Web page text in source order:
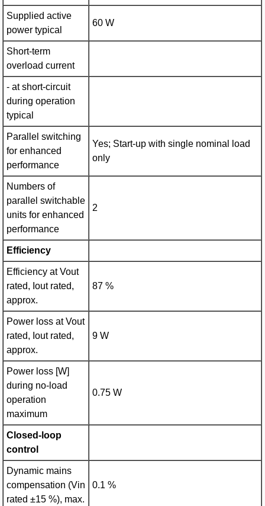
Supplied active
power typical
60 W
Short-term
overload current
- at short-circuit
during operation
typical
Parallel switching
for enhanced
performance
Yes; Start-up with single nominal load
only
Numbers of
parallel switchable
units for enhanced
performance
2
Efficiency
Efficiency at Vout
rated, Iout rated,
approx.
87 %
Power loss at Vout
rated, Iout rated,
approx.
9 W
Power loss [W]
during no-load
operation
maximum
0.75 W
Closed-loop
control
Dynamic mains
compensation (Vin
rated ±15 %), max.
0.1 %